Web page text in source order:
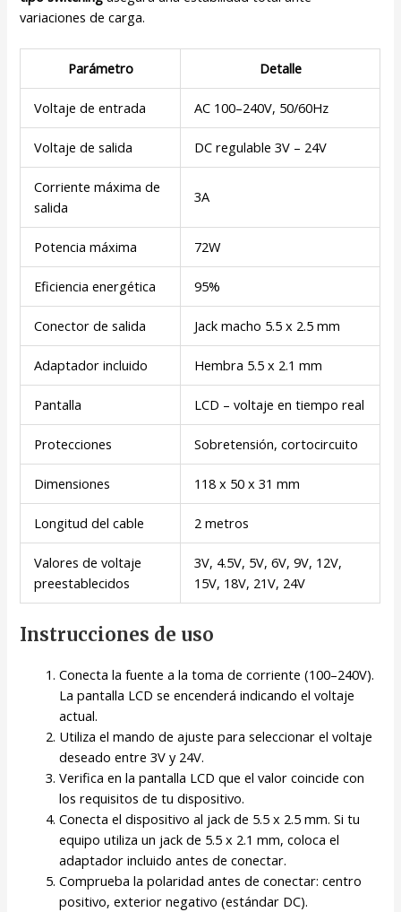
variaciones de carga.
Parámetro Detalle
Voltaje de entrada AC 100–240V, 50/60Hz
Voltaje de salida DC regulable 3V – 24V
Corriente máxima de
salida
3A
Potencia máxima 72W
Eficiencia energética 95%
Conector de salida Jack macho 5.5 x 2.5 mm
Adaptador incluido Hembra 5.5 x 2.1 mm
Pantalla LCD – voltaje en tiempo real
Protecciones Sobretensión, cortocircuito
Dimensiones 118 x 50 x 31 mm
Longitud del cable 2 metros
Valores de voltaje
preestablecidos
3V, 4.5V, 5V, 6V, 9V, 12V,
15V, 18V, 21V, 24V
Instrucciones de uso
Conecta la fuente a la toma de corriente (100–240V).
La pantalla LCD se encenderá indicando el voltaje
actual.
Utiliza el mando de ajuste para seleccionar el voltaje
deseado entre 3V y 24V.
Verifica en la pantalla LCD que el valor coincide con
los requisitos de tu dispositivo.
Conecta el dispositivo al jack de 5.5 x 2.5 mm. Si tu
equipo utiliza un jack de 5.5 x 2.1 mm, coloca el
adaptador incluido antes de conectar.
Comprueba la polaridad antes de conectar: centro
positivo, exterior negativo (estándar DC).